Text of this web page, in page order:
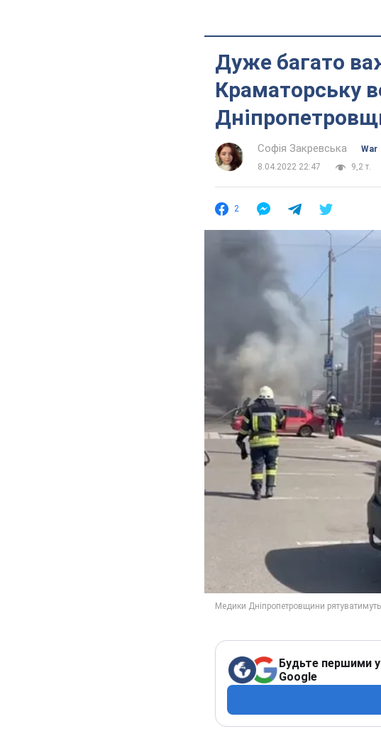
Дуже багато
Краматорську
Софія Закревська
War
8.04.2022 22:47
9,2 т.
2
Будьте першими у
Google